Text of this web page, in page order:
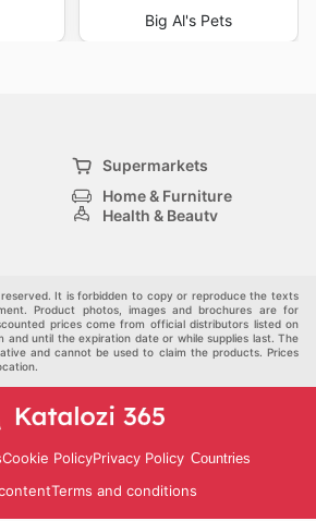
Big Al's Pets
Supermarkets
Home & Furniture
Health & Beauty
It is forbidden to copy or reproduce the texts
Product photos, images and brochures are for
prices come from official distributors listed on
and until the expiration date or while supplies last. The
and cannot be used to claim the products. Prices
Cookie PolicyPrivacy Policy Countries
Terms and conditions